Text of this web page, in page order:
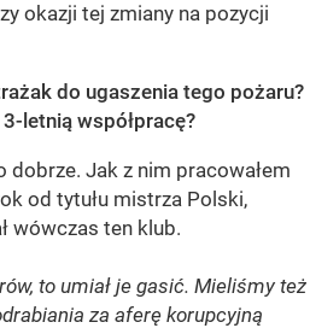
okazji tej zmiany na pozycji
do ugaszenia tego pożaru?
letnią współpracę?
Jak z nim pracowałem
od tytułu mistrza Polski,
wówczas ten klub.
to umiał je gasić. Mieliśmy też
za aferę korupcyjną